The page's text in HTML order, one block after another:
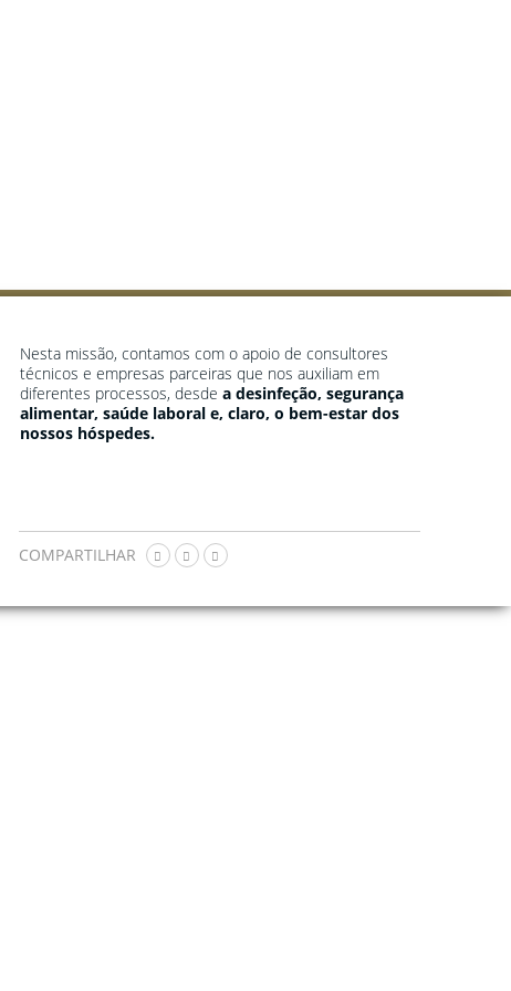
Nesta missão, contamos com o apoio de consultores
técnicos e empresas parceiras que nos auxiliam em
diferentes processos, desde a desinfeção, segurança
alimentar, saúde laboral e, claro, o bem-estar dos
nossos hóspedes.
COMPARTILHAR